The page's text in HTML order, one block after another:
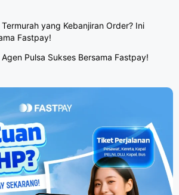
yang Kebanjiran Order? Ini
Fastpay!
Pulsa Sukses Bersama Fastpay!